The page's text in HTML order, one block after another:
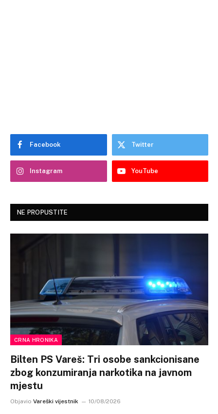
Facebook Twitter
Instagram YouTube
NE PROPUSTITE
CRNA HRONIKA
Bilten PS Vareš: Tri osobe sankcionisane
zbog konzumiranja narkotika na javnom
mjestu
Objavio Vareški vijestnik 10/08/2026